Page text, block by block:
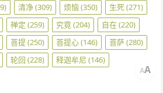
清净(309) 烦恼(350) 生死(271)
禅定 (259) 究竟(204) 自在(220)
菩提(250) 菩提心(146) 菩萨(280)
轮回 (228) 释迦牟尼 (146)
AA